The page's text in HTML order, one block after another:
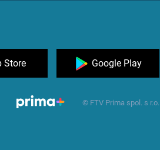
Store Google Play
© FTV Prima spol. s r.o.